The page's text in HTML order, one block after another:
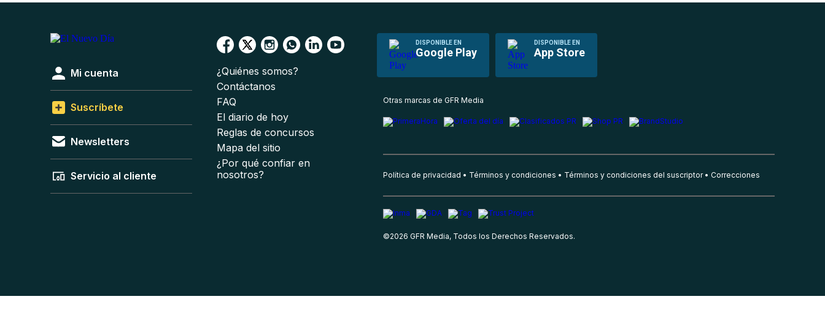
DISPONIBLE EN
Google Play
DISPONIBLE EN
App Store
Mi cuenta
Suscríbete
Newsletters
Servicio al cliente
¿Quiénes somos?
Contáctanos
FAQ
El diario de hoy
Reglas de concursos
Mapa del sitio
¿Por qué confiar en
nosotros?
Otras marcas de GFR Media
Política de privacidad Términos y condiciones Términos y condiciones del suscriptor Correcciones
©2026 GFR Media, Todos los Derechos Reservados.